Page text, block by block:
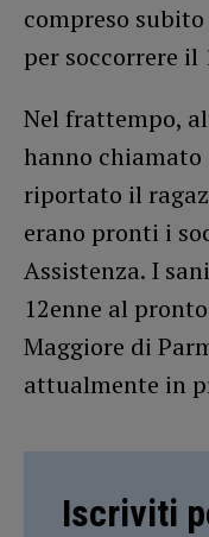
compreso
per soccorrere il
Nel frattempo,
hanno
riportato il
erano pronti i
Assistenza. I
12enne al
Maggiore di
attualmente in
Iscriviti